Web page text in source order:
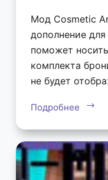
Мод Cosmetic
дополнение
поможет
комплекта
не будет
Подробнее